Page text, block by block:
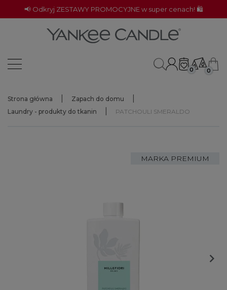
📢 Odkryj ZESTAWY PROMOCYJNE w super cenach! 🛍️
0 0
Strona główna
Zapach do domu
Laundry - produkty do tkanin
PATCHOULI SMERALDO
MARKA PREMIUM
